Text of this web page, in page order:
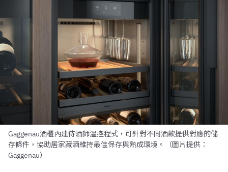
Gaggenau酒櫃內建侍酒師溫控程式，可針對不同酒款提供對應的儲
存條件，協助居家藏酒維持最佳保存與熟成環境。（圖片提供：
Gaggenau）